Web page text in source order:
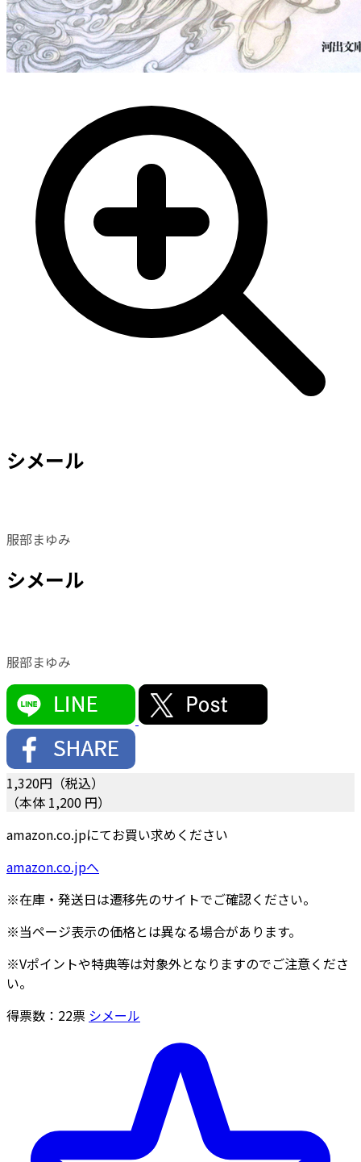
シメール
服部まゆみ
シメール
服部まゆみ
1,320円（税込）
（本体 1,200 円）
amazon.co.jpにてお買い求めください
amazon.co.jpへ
※在庫・発送日は遷移先のサイトでご確認ください。
※当ページ表示の価格とは異なる場合があります。
※Vポイントや特典等は対象外となりますのでご注意くださ
い。
得票数： 22票 シメール